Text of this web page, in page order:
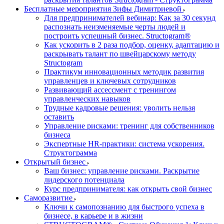
Бесплатные мероприятия Зифы Димитриевой
Для предпринимателей вебинар: Как за 30 секунд
распознать неизменяемые черты людей и
построить успешный бизнес. Structogram®
Как ускорить в 2 раза подбор, оценку, адаптацию и
раскрывать талант по швейцарскому методу
Structogram
Практикум инновационных методик развития
управленцев и ключевых сотрудников
Развивающий ассессмент с тренингом
управленческих навыков
Трудные кадровые решения: уволить нельзя
оставить
Управление рисками: тренинг для собственников
бизнеса
Экспертные HR-практики: система ускорения.
Структограмма
Открытый бизнес
Ваш бизнес: управление рисками. Раскрытие
лидерского потенциала
Курс предпринимателя: как открыть свой бизнес
Саморазвитие
Ключи к самопознанию для быстрого успеха в
бизнесе, в карьере и в жизни